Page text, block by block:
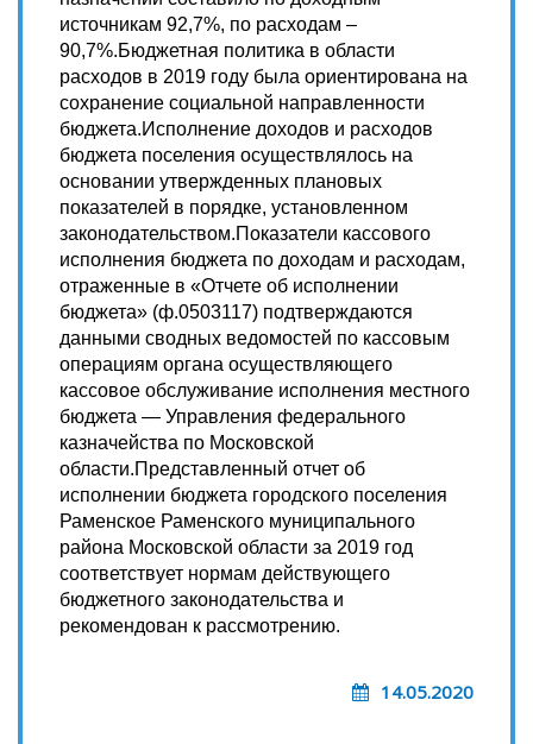
источникам 92,7%, по расходам –
90,7%.Бюджетная политика в области
расходов в 2019 году была ориентирована на
сохранение социальной направленности
бюджета.Исполнение доходов и расходов
бюджета поселения осуществлялось на
основании утвержденных плановых
показателей в порядке, установленном
законодательством.Показатели кассового
исполнения бюджета по доходам и расходам,
отраженные в «Отчете об исполнении
бюджета» (ф.0503117) подтверждаются
данными сводных ведомостей по кассовым
операциям органа осуществляющего
кассовое обслуживание исполнения местного
бюджета — Управления федерального
казначейства по Московской
области.Представленный отчет об
исполнении бюджета городского поселения
Раменское Раменского муниципального
района Московской области за 2019 год
соответствует нормам действующего
бюджетного законодательства и
рекомендован к рассмотрению.
14.05.2020